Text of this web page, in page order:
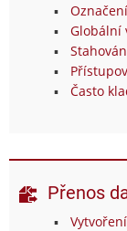
Globální
Často
Přenos